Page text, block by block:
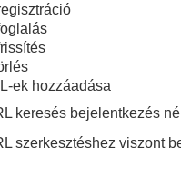
ek hozzáadása
keresés bejelentkezés
szerkesztéshez viszont